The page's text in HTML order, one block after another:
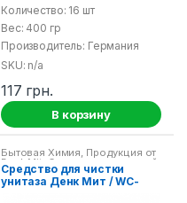
0
o
u
o
f
5
Количество: 16 шт
Вес: 400 гр
Производитель: Германия
SKU: n/a
117 грн.
В корзину
Бытовая Химия, Продукция от
Denk Mit Средства для ванной
и туалета
Средство для чистки
унитаза Денк Мит / WC-